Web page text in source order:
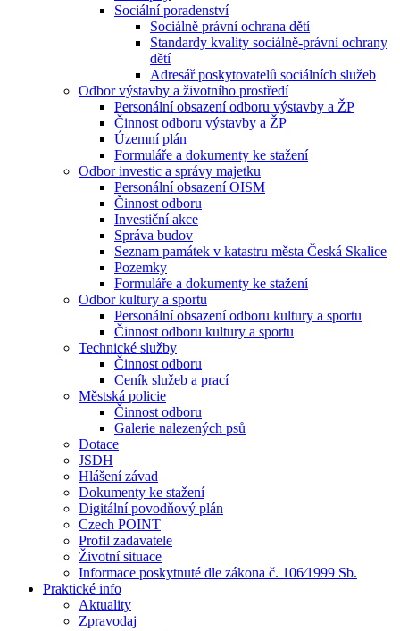
Sociální poradenství
Sociálně právní ochrana dětí
Standardy kvality sociálně-právní ochrany
dětí
Adresář poskytovatelů sociálních služeb
Odbor výstavby a životního prostředí
Personální obsazení odboru výstavby a ŽP
Činnost odboru výstavby a ŽP
Územní plán
Formuláře a dokumenty ke stažení
Odbor investic a správy majetku
Personální obsazení OISM
Činnost odboru
Investiční akce
Správa budov
Seznam památek v katastru města Česká Skalice
Pozemky
Formuláře a dokumenty ke stažení
Odbor kultury a sportu
Personální obsazení odboru kultury a sportu
Činnost odboru kultury a sportu
Technické služby
Činnost odboru
Ceník služeb a prací
Městská policie
Činnost odboru
Galerie nalezených psů
Dotace
JSDH
Hlášení závad
Dokumenty ke stažení
Digitální povodňový plán
Czech POINT
Profil zadavatele
Životní situace
Informace poskytnuté dle zákona č. 106⁄1999 Sb.
Praktické info
Aktuality
Zpravodaj